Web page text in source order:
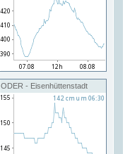
ODER - Eisenhüttenstadt